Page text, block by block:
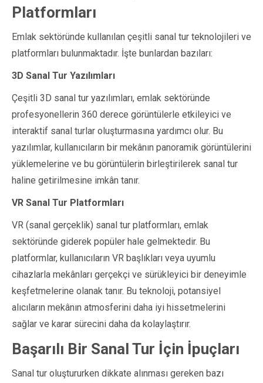
Platformları
Emlak sektöründe kullanılan çeşitli sanal tur teknolojileri ve
platformları bulunmaktadır. İşte bunlardan bazıları:
3D Sanal Tur Yazılımları
Çeşitli 3D sanal tur yazılımları, emlak sektöründe
profesyonellerin 360 derece görüntülerle etkileyici ve
interaktif sanal turlar oluşturmasına yardımcı olur. Bu
yazılımlar, kullanıcıların bir mekânın panoramik görüntülerini
yüklemelerine ve bu görüntülerin birleştirilerek sanal tur
haline getirilmesine imkân tanır.
VR Sanal Tur Platformları
VR (sanal gerçeklik) sanal tur platformları, emlak
sektöründe giderek popüler hale gelmektedir. Bu
platformlar, kullanıcıların VR başlıkları veya uyumlu
cihazlarla mekânları gerçekçi ve sürükleyici bir deneyimle
keşfetmelerine olanak tanır. Bu teknoloji, potansiyel
alıcıların mekânın atmosferini daha iyi hissetmelerini
sağlar ve karar sürecini daha da kolaylaştırır.
Başarılı Bir Sanal Tur İçin İpuçları
Sanal tur oluştururken dikkate alınması gereken bazı